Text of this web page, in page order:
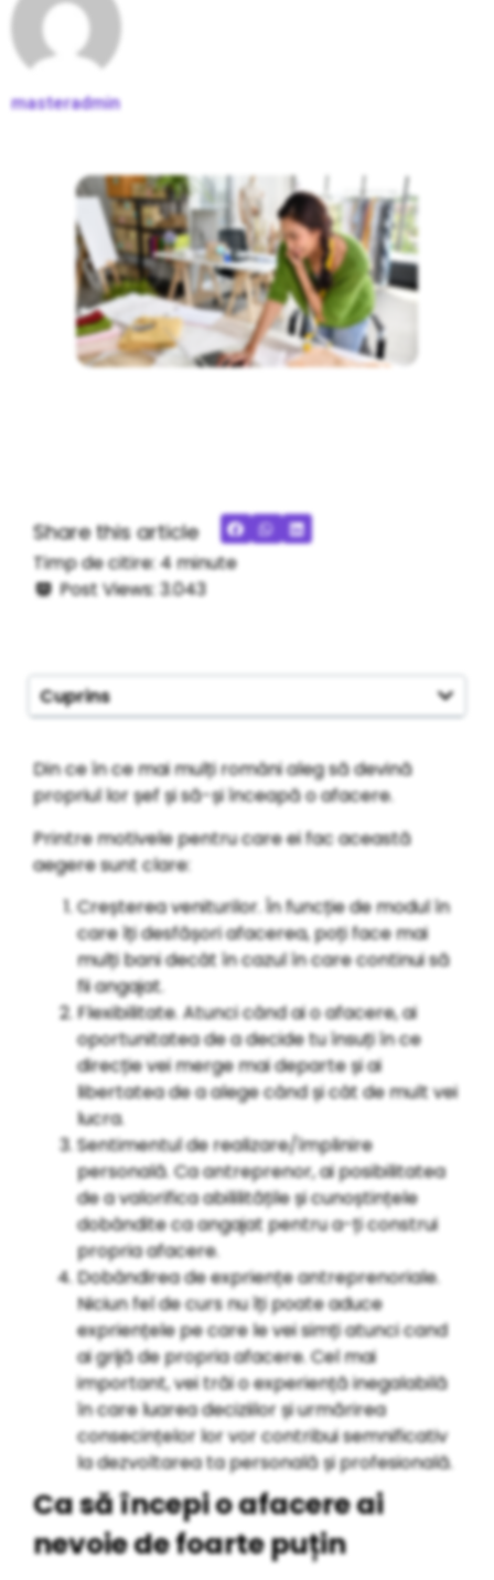
masteradmin
Share this article
Timp de citire: 4minute
Post Views: 3.043
Din ce în ce mai mulți români aleg să devină
propriul lor șef și să-și înceapă o afacere.
Printre motivele pentru care ei fac această
aegere sunt clare:
Creșterea veniturilor. În funcție de modul în
care îți desfășori afacerea, poți face mai
mulți bani decât în cazul în care continui să
fii angajat.
Flexibilitate. Atunci când ai o afacere, ai
oportunitatea de a decide tu însuți în ce
direcție vei merge mai departe și ai
libertatea de a alege când și cât de mult vei
lucra.
Sentimentul de realizare/împlinire
personală. Ca antreprenor, ai posibilitatea
de a valorifica abililitățile și cunoștințele
dobândite ca angajat pentru a-ți construi
propria afacere.
Dobândirea de expriențe antreprenoriale.
Niciun fel de curs nu îți poate aduce
expriențele pe care le vei simți atunci cand
ai grijă de propria afacere. Cel mai
important, vei trăi o experiență inegalabilă
în care luarea deciziilor și urmărirea
consecințelor lor vor contribui semnificativ
la dezvoltarea ta personală și profesională.
Ca să începi o afacere ai
nevoie de foarte puțin
Cuprins